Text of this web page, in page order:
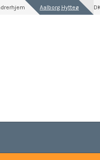
Aalborg Hytteø